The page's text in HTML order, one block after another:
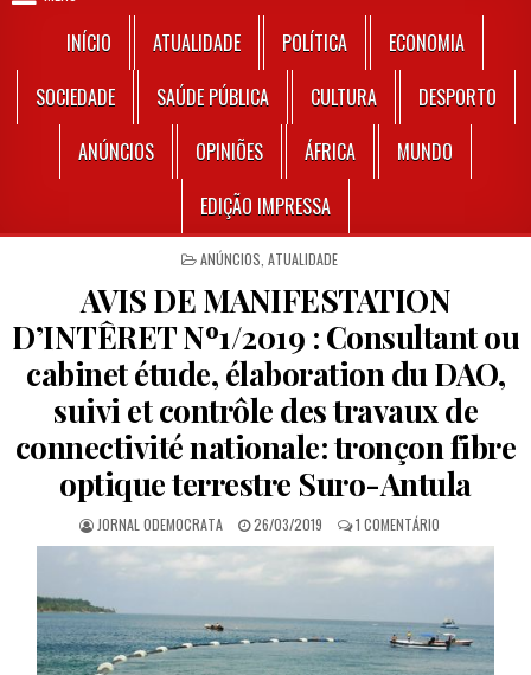
INÍCIO ATUALIDADE POLÍTICA
ECONOMIA
SOCIEDADE
SAÚDE PÚBLICA CULTURA
DESPORTO
ANÚNCIOS
OPINIÕES ÁFRICA
MUNDO
EDIÇÃO IMPRESSA
POSTED IN
ANÚNCIOS ATUALIDADE
AVIS DE MANIFESTATION
D’INTÊRET Nº1/2019 : Consultant ou
cabinet étude, élaboration du DAO,
suivi et contrôle des travaux de
connectivité nationale: tronçon fibre
optique terrestre Suro-Antula
AUTHOR:
JORNAL ODEMOCRATA PUBLISHED DATE:
26/03/2019 1 COMENTÁRIO